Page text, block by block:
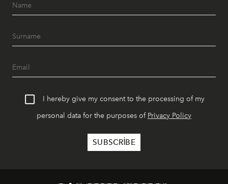
I hereby give my consent to the processing of my
personal data for the purposes of Privacy Policy